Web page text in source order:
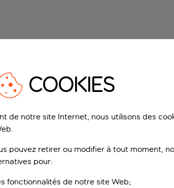
COOKIES
de notre site Internet, nous utilisons des
pouvez retirer ou modifier à tout moment,
pour:
fonctionnalités de notre site Web;